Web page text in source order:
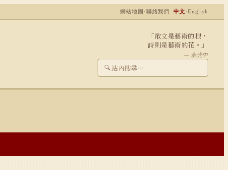
網站地圖 ·聯絡我們 中文·English
「敢文是藝術的根，
詩則是藝術的花。」
— 余光中
🔍